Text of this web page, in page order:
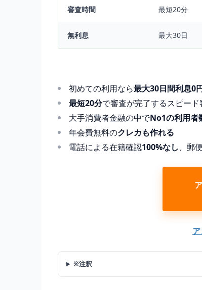
審査時間 最短20分
無利息 最大30日
初めての利用なら最大30日間利息0
最短20分で審査が完了するスピード
大手消費者金融の中でNo1の利用者
年会費無料のクレカも作れる
電話による在籍確認100%なし、郵
※注釈